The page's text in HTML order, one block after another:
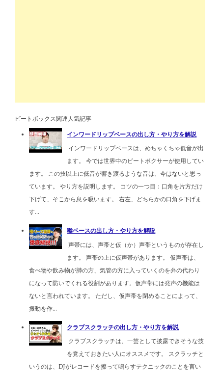
ビートボックス関連人気記事
インワードリップベースの出し方・やり方を解説
インワードリップベースは、めちゃくちゃ低音が出
ます。 今では世界中のビートボクサーが使用してい
ます。 この技以上に低音が響き渡るような音は、今はないと思っ
ています。 やり方を説明します。 コツの一つ目：口角を片方だけ
下げて、そこから息を吸います。 右左、どちらかの口角を下げま
す...
喉ベースの出し方・やり方を解説
声帯には、声帯と仮（か）声帯というものが存在し
ます。 声帯の上に仮声帯があります。 仮声帯は、
食べ物や飲み物が肺の方、気管の方に入っていくのを弁の代わり
になって防いでくれる役割があります。仮声帯には発声の機能は
ないと言われています。 ただし、仮声帯を閉めることによって、
振動を作...
クラブスクラッチの出し方・やり方を解説
クラブスクラッチは、一芸として披露できそうな技
を覚えておきたい人にオススメです。 スクラッチと
いうのは、DJがレコードを擦って鳴らすテクニックのことを言い